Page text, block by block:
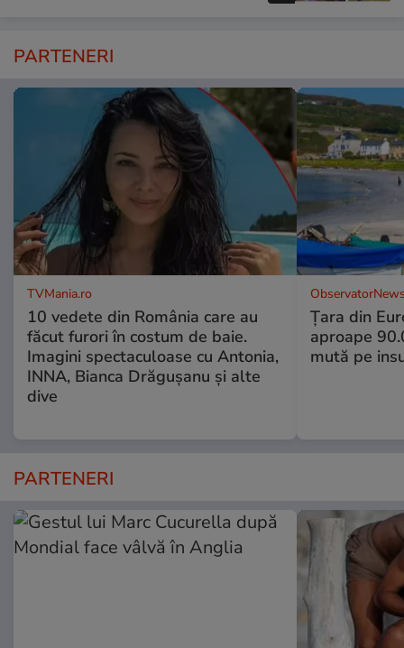
PARTENERI
TVMania.ro
10 vedete din România care au
făcut furori în costum de baie.
Imagini spectaculoase cu Antonia,
INNA, Bianca Drăgușanu și alte
dive
Țara din
aproape
mută pe
PARTENERI